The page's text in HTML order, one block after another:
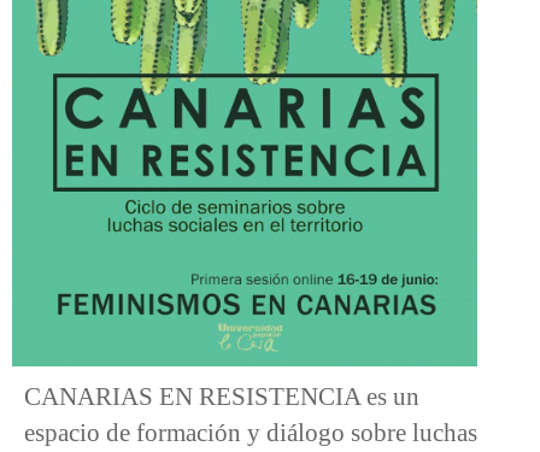
CANARIAS EN RESISTENCIA es un
espacio de formación y diálogo sobre luchas